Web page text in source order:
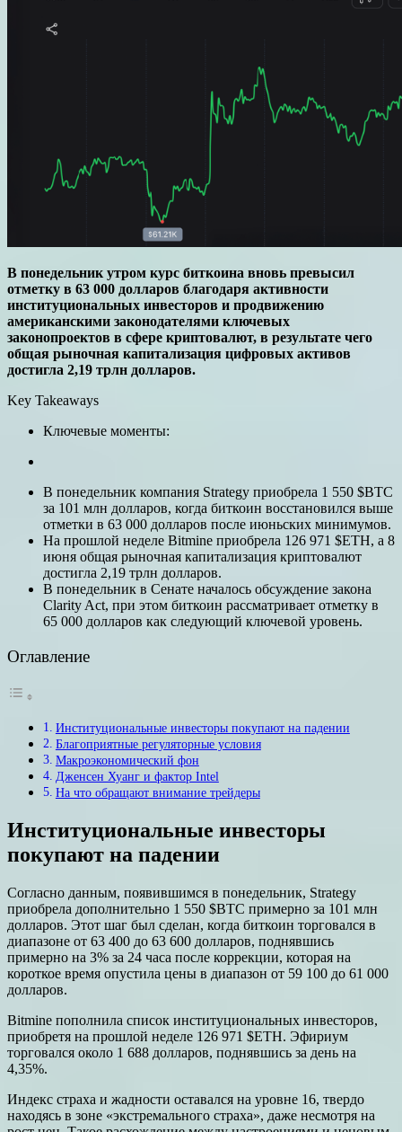
В понедельник утром курс биткоина вновь превысил
отметку в 63 000 долларов благодаря активности
институциональных инвесторов и продвижению
американскими законодателями ключевых
законопроектов в сфере криптовалют, в результате чего
общая рыночная капитализация цифровых активов
достигла 2,19 трлн долларов.
Key Takeaways
Ключевые моменты:
В понедельник компания Strategy приобрела 1 550 $BTC
за 101 млн долларов, когда биткоин восстановился выше
отметки в 63 000 долларов после июньских минимумов.
На прошлой неделе Bitmine приобрела 126 971 $ETH, а 8
июня общая рыночная капитализация криптовалют
достигла 2,19 трлн долларов.
В понедельник в Сенате началось обсуждение закона
Clarity Act, при этом биткоин рассматривает отметку в
65 000 долларов как следующий ключевой уровень.
Оглавление
Институциональные инвесторы покупают на падении
Благоприятные регуляторные условия
Макроэкономический фон
Дженсен Хуанг и фактор Intel
На что обращают внимание трейдеры
Институциональные инвесторы
покупают на падении
Согласно данным, появившимся в понедельник, Strategy
приобрела дополнительно 1 550 $BTC примерно за 101 млн
долларов. Этот шаг был сделан, когда биткоин торговался в
диапазоне от 63 400 до 63 600 долларов, поднявшись
примерно на 3% за 24 часа после коррекции, которая на
короткое время опустила цены в диапазон от 59 100 до 61 000
долларов.
Bitmine пополнила список институциональных инвесторов,
приобретя на прошлой неделе 126 971 $ETH. Эфириум
торговался около 1 688 долларов, поднявшись за день на
4,35%.
Индекс страха и жадности оставался на уровне 16, твердо
находясь в зоне «экстремального страха», даже несмотря на